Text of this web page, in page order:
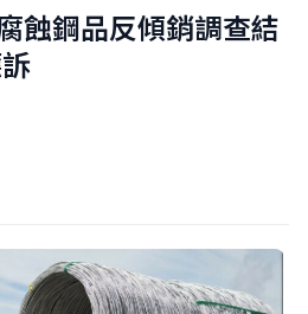
蝕鋼品反傾銷調查結